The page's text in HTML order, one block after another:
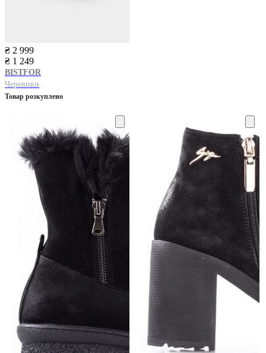
₴ 2 999
₴ 1 249
BISTFOR
Черевики
Товар розкуплено